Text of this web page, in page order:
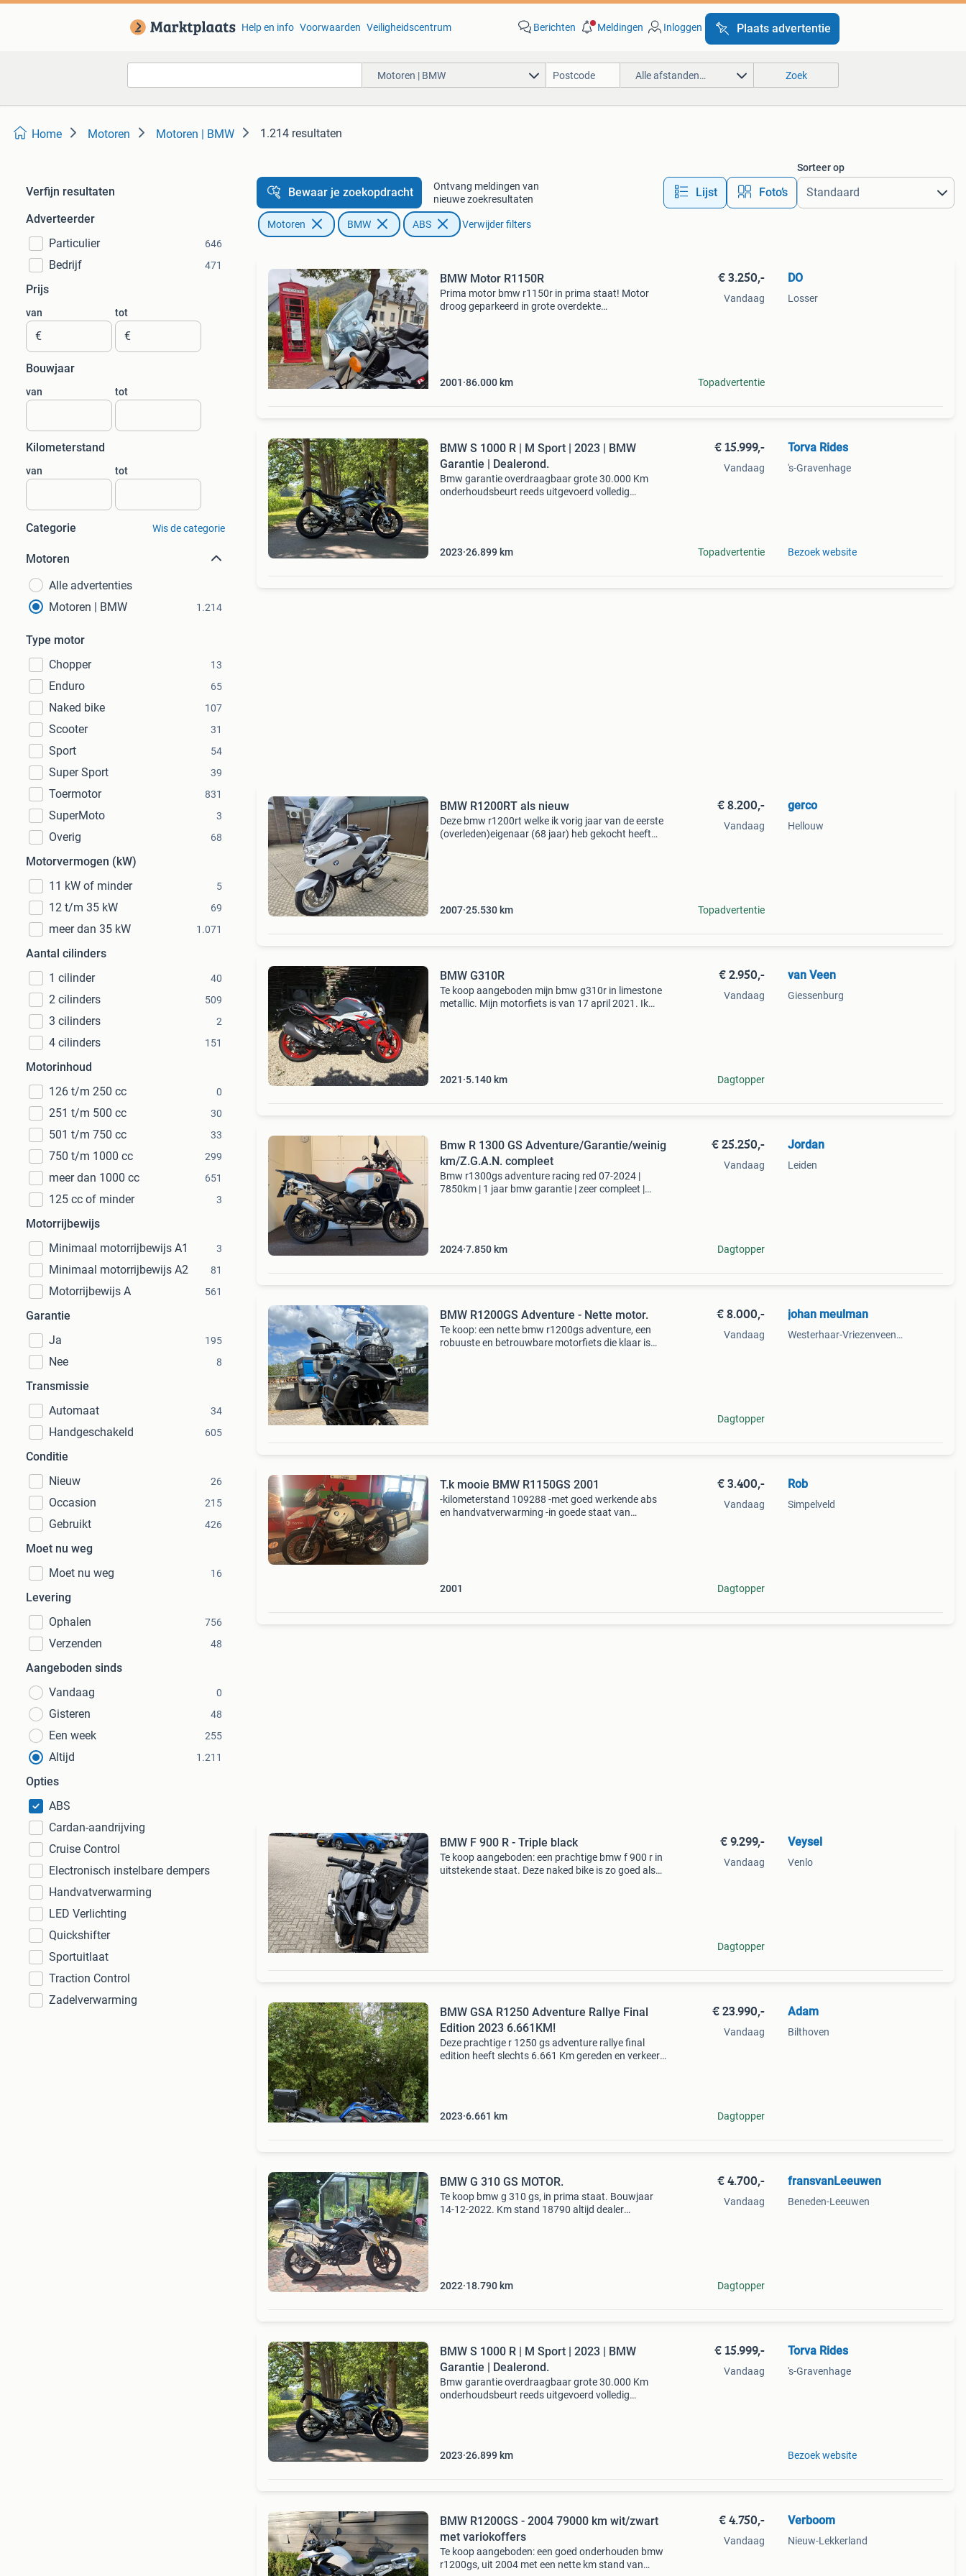
Help en info Voorwaarden Veiligheidscentrum Berichten Meldingen Inloggen Plaats advertentie
Motoren | BMW Alle afstanden… Zoek
Home Motoren Motoren | BMW 1.214 resultaten
Verfijn resultaten
Adverteerder
Particulier
646
Bedrijf 471
Prijs
van
€
tot
€
Bouwjaar
van tot
Kilometerstand
van tot
Categorie Wis de categorie
Motoren
Alle advertenties
Motoren | BMW
1.214
Type motor
Chopper
13
Enduro 65
Naked bike 107
Scooter 31
Sport 54
Super Sport 39
Toermotor 831
SuperMoto 3
Overig 68
Motorvermogen (kW)
11 kW of minder
5
12 t/m 35 kW 69
meer dan 35 kW 1.071
Aantal cilinders
1 cilinder
40
2 cilinders 509
3 cilinders 2
4 cilinders 151
Motorinhoud
126 t/m 250 cc
0
251 t/m 500 cc 30
501 t/m 750 cc 33
750 t/m 1000 cc 299
meer dan 1000 cc 651
125 cc of minder 3
Motorrijbewijs
Minimaal motorrijbewijs A1
3
Minimaal motorrijbewijs A2 81
Motorrijbewijs A 561
Garantie
Ja
195
Nee 8
Transmissie
Automaat
34
Handgeschakeld 605
Conditie
Nieuw
26
Occasion 215
Gebruikt 426
Moet nu weg
Moet nu weg
16
Levering
Ophalen
756
Verzenden 48
Aangeboden sinds
Vandaag
0
Gisteren 48
Een week 255
Altijd 1.211
Opties
ABS
Cardan-aandrijving
Cruise Control
Electronisch instelbare dempers
Handvatverwarming
LED Verlichting
Quickshifter
Sportuitlaat
Traction Control
Zadelverwarming
Bewaar je zoekopdracht
Ontvang meldingen van
nieuwe zoekresultaten
Lijst Foto’s
Sorteer op
Motoren BMW ABS Verwijder filters
BMW Motor R1150R
Prima motor bmw r1150r in prima staat! Motor
droog geparkeerd in grote overdekte
2001 86.000 km
€ 3.250,-
Vandaag
Topadvertentie
DO
Losser
BMW S 1000 R | M Sport | 2023 | BMW
Garantie | Dealerond.
Bmw garantie overdraagbaar grote 30.000 Km
onderhoudsbeurt reeds uitgevoerd volledig
2023 26.899 km
€ 15.999,-
Vandaag
Topadvertentie
Torva Rides
's-Gravenhage
Bezoek website
BMW R1200RT als nieuw
Deze bmw r1200rt welke ik vorig jaar van de eerste
(overleden)eigenaar (68 jaar) heb gekocht heeft
2007 25.530 km
€ 8.200,-
Vandaag
Topadvertentie
gerco
Hellouw
BMW G310R
Te koop aangeboden mijn bmw g310r in limestone
metallic. Mijn motorfiets is van 17 april 2021. Ik
2021 5.140 km
€ 2.950,-
Vandaag
Dagtopper
van Veen
Giessenburg
Bmw R 1300 GS Adventure/Garantie/weinig
km/Z.G.A.N. compleet
Bmw r1300gs adventure racing red 07-2024 |
7850km | 1 jaar bmw garantie | zeer compleet |
2024 7.850 km
€ 25.250,-
Vandaag
Dagtopper
Jordan
Leiden
BMW R1200GS Adventure - Nette motor.
Te koop: een nette bmw r1200gs adventure, een
robuuste en betrouwbare motorfiets die klaar is
€ 8.000,-
Vandaag
Dagtopper
johan meulman
Westerhaar-Vriezenveensewijk
T.k mooie BMW R1150GS 2001
-kilometerstand 109288 -met goed werkende abs
en handvatverwarming -in goede staat van
2001
€ 3.400,-
Vandaag
Dagtopper
Rob
Simpelveld
BMW F 900 R - Triple black
Te koop aangeboden: een prachtige bmw f 900 r in
uitstekende staat. Deze naked bike is zo goed als
€ 9.299,-
Vandaag
Dagtopper
Veysel
Venlo
BMW GSA R1250 Adventure Rallye Final
Edition 2023 6.661KM!
Deze prachtige r 1250 gs adventure rallye final
edition heeft slechts 6.661 Km gereden en verkeert
2023 6.661 km
€ 23.990,-
Vandaag
Dagtopper
Adam
Bilthoven
BMW G 310 GS MOTOR.
Te koop bmw g 310 gs, in prima staat. Bouwjaar
14-12-2022. Km stand 18790 altijd dealer
2022 18.790 km
€ 4.700,-
Vandaag
Dagtopper
fransvanLeeuwen
Beneden-Leeuwen
BMW S 1000 R | M Sport | 2023 | BMW
Garantie | Dealerond.
Bmw garantie overdraagbaar grote 30.000 Km
onderhoudsbeurt reeds uitgevoerd volledig
2023 26.899 km
€ 15.999,-
Vandaag
Torva Rides
's-Gravenhage
Bezoek website
BMW R1200GS - 2004 79000 km wit/zwart
met variokoffers
Te koop aangeboden: een goed onderhouden bmw
r1200gs, uit 2004 met een nette km stand van
€ 4.750,-
Vandaag
Verboom
Nieuw-Lekkerland